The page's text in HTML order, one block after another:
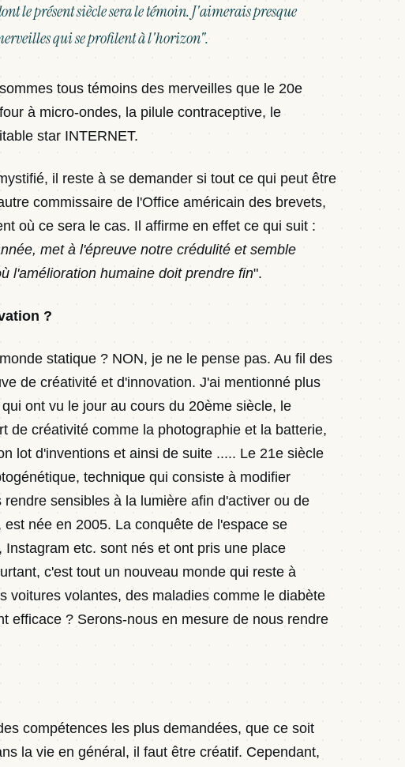
le présent siècle sera le témoin. J'aimerais presque
qui se profilent à l'horizon".
tous témoins des merveilles que le 20e
à micro-ondes, la pilule contraceptive, le
star INTERNET.
il reste à se demander si tout ce qui peut être
commissaire de l'Office américain des brevets,
où ce sera le cas. Il affirme en effet ce qui suit :
met à l'épreuve notre crédulité et semble
l'amélioration humaine doit prendre fin".
?
statique ? NON, je ne le pense pas. Au fil des
de créativité et d'innovation. J'ai mentionné plus
ont vu le jour au cours du 20ème siècle, le
de créativité comme la photographie et la batterie,
lot d'inventions et ainsi de suite ..... Le 21e siècle
technique qui consiste à modifier
sensibles à la lumière afin d'activer ou de
née en 2005. La conquête de l'espace se
etc. sont nés et ont pris une place
c'est tout un nouveau monde qui reste à
voitures volantes, des maladies comme le diabète
efficace ? Serons-nous en mesure de nous rendre
compétences les plus demandées, que ce soit
la vie en général, il faut être créatif. Cependant,